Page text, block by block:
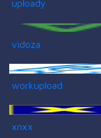
uploady
vidoza
workupload
xnxx